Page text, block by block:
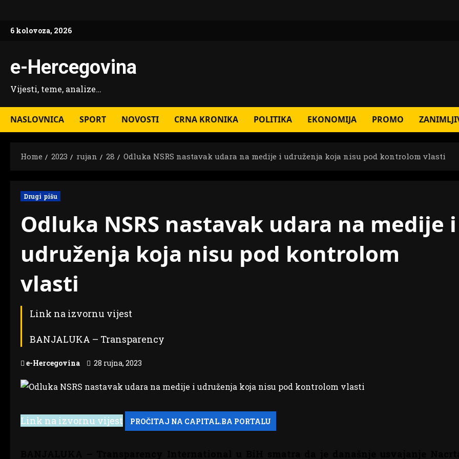
content
6 kolovoza, 2026
e-Hercegovina
Vijesti, teme, analize…
NASLOVNICA SPORT NOVOSTI CRNA KRONIKA POLITIKA EKONOMIJA PROMO
Home 2023 rujan 28 Odluka NSRS nastavak udara na medije i udruženja koja nisu pod kontrolom vlasti
Drugi pišu
Odluka NSRS nastavak udara na medije i
udruženja koja nisu pod kontrolom
vlasti
Link na izvornu vijest
BANJALUKA – Transparency
e-Hercegovina 28 rujna, 2023
Link na izvornu vijest